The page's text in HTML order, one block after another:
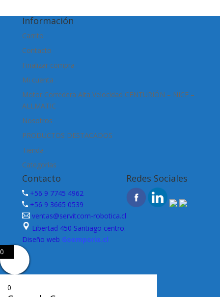
Información
Carrito
Contacto
Finalizar compra
Mi cuenta
Motor Corredera Alta Velocidad CENTURIÓN – NICE –
ALLMATIC
Nosotros
PRODUCTOS DESTACADOS
Tienda
Categorías
Contacto
+56 9 7745 4962
+56 9 3665 0539
ventas@servitcom-robotica.cl
Libertad 450 Santiago centro.
Redes Sociales
Diseño web Goemporio.cl
0
0